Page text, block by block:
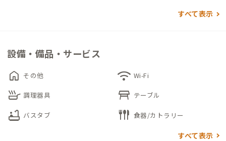
トイレがあるため、個室内で生活をすることも可能です。
で、店舗の共有スペースで観光案内ができます。家守や地域の方
との交流をしたい時には、同スペースにて会話をお楽しみくだ
さい。
すべて表示
設備・備品・サービス
home その他 wifi Wi-Fi
skillet 調理器具 table_restaurant テーブル
bathtub バスタブ flatware 食器/カトラリー
すべて表示